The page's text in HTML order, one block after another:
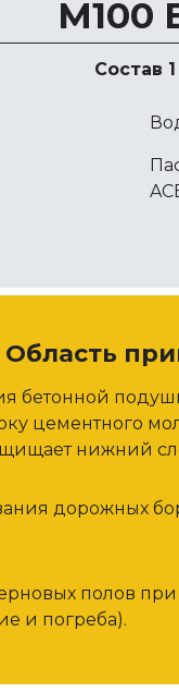
М100
Состав
Область
бетонной
цементного
нижний
дорожных
полов при
и погреба).